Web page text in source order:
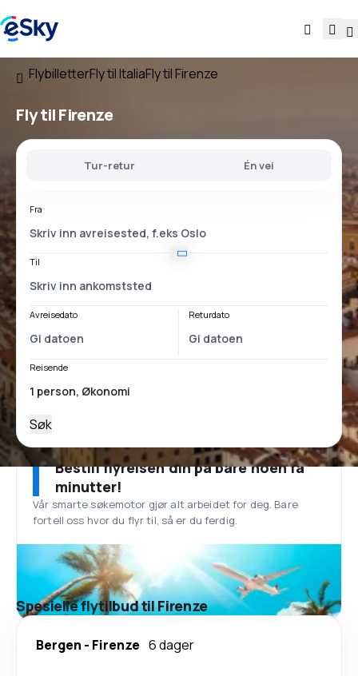
FlybilletterFly til ItaliaFly til Firenze
Fly til Firenze
Tur-retur Én vei
Fra
Til
Avreisedato Returdato
Reisende
Søk
Bestill flyreisen din på bare noen få
minutter!
Vår smarte søkemotor gjør alt arbeidet for deg. Bare
fortell oss hvor du flyr til, så er du ferdig.
Spesielle flytilbud til Firenze
Bergen - Firenze 6 dager